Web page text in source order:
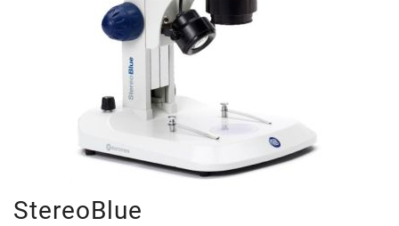
StereoBlue